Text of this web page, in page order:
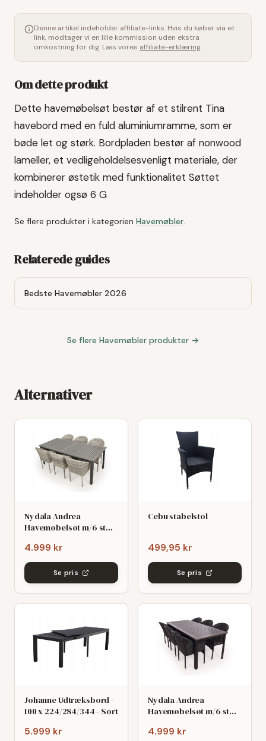
Denne artikel indeholder affiliate-links. Hvis du køber via et
link, modtager vi en lille kommission uden ekstra
omkostning for dig. Læs vores affiliate-erklæring.
Om dette produkt
Dette havemøbelsøt bestør af et stilrent Tina
havebord med en fuld aluminiumramme, som er
bøde let og størk. Bordpladen bestør af nonwood
lameller, et vedligeholdelsesvenligt materiale, der
kombinerer østetik med funktionalitet Søttet
indeholder ogsø 6 G
Se flere produkter i kategorien Havemøbler.
Relaterede guides
Bedste Havemøbler 2026
Se flere Havemøbler produkter →
Alternativer
Nydala Andrea
Havemøbelsøt m/6 stole
grø
4.999 kr
Se pris
Cebu stabelstol
499,95 kr
Se pris
Johanne Udtræksbord -
100 x 224/284/344 - Sort
5.999 kr
Nydala Andrea
Havemøbelsøt m/6 stole
grø/Sort
4.999 kr